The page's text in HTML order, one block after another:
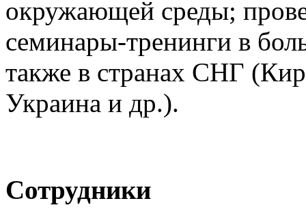
окружающей среды;
семинары-тренинги в
также в странах СНГ
Украина и др.).
Сотрудники